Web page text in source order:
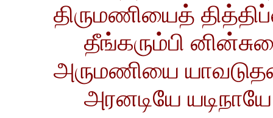
திருமணியைத்
தீங்கரும்பி
அருமணியை
அரனடியே